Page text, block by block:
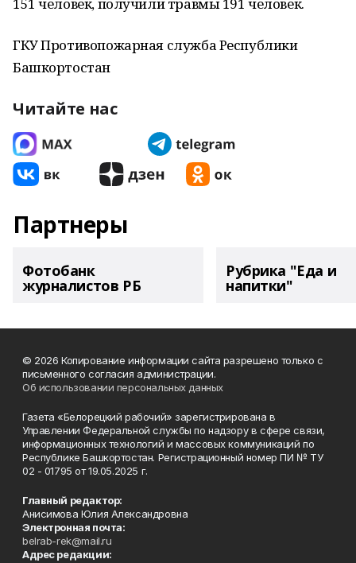
ГКУ Противопожарная служба Республики
Башкортостан
Читайте нас
Партнеры
Фотобанк
журналистов РБ
Рубрика "Еда и
напитки"
© 2026 Копирование информации сайта разрешено только с
письменного согласия администрации.
Об использовании персональных данных
Газета «Белорецкий рабочий» зарегистрирована в
Управлении Федеральной службы по надзору в сфере связи,
информационных технологий и массовых коммуникаций по
Республике Башкортостан. Регистрационный номер ПИ № ТУ
02 - 01795 от 19.05.2025 г.
Главный редактор:
Анисимова Юлия Александровна
Электронная почта:
belrab-rek@mail.ru
Адрес редакции: